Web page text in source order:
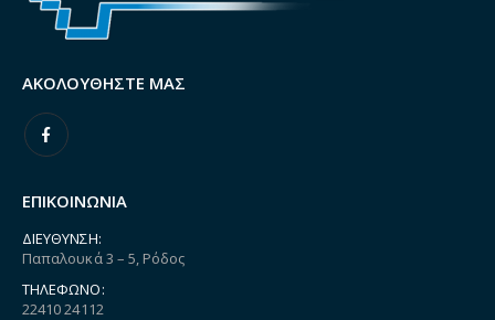
ΑΚΟΛΟΥΘΉΣΤΕ ΜΑΣ
ΕΠΙΚΟΙΝΩΝΙΑ
ΔΙΕΎΘΥΝΣΗ:
Παπαλουκά 3 – 5, Ρόδος
ΤΗΛΈΦΩΝΟ:
22410 24112